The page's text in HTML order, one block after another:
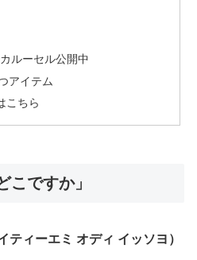
ルーセル公開中
アイテム
こちら
こですか」
ティーエミ オディ イッソヨ）